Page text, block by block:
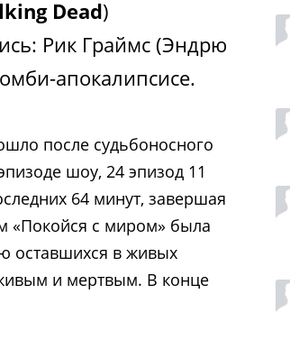
Dead)
Рик Граймс (Эндрю
апокалипсисе.
после судьбоносного
​​шоу, 24 эпизод 11
64 минут, завершая
«Покойся с миром» была
оставшихся в живых
и мертвым. В конце